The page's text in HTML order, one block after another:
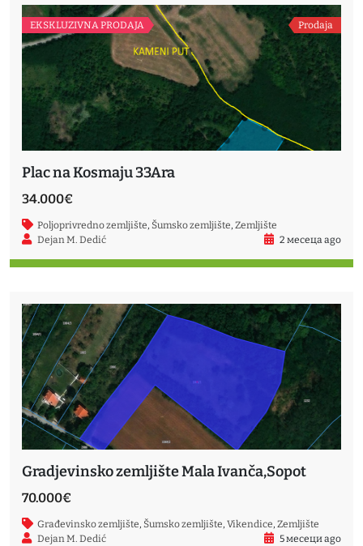
EKSKLUZIVNA PRODAJA Prodaja
Plac na Kosmaju 33Ara
34.000€
Poljoprivredno zemljište Šumsko zemljište Zemljište
Dejan M. Dedić
2 месеца ago
Gradjevinsko zemljište Mala Ivanča,Sopot
70.000€
Građevinsko zemljište Šumsko zemljište Vikendice Zemljište
Dejan M. Dedić
5 месеци ago